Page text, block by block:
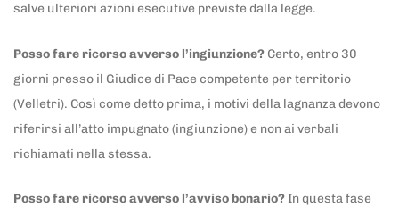
salve ulteriori azioni esecutive previste dalla legge.
Posso fare ricorso avverso l’ingiunzione? Certo, entro 30
giorni presso il Giudice di Pace competente per territorio
(Velletri). Così come detto prima, i motivi della lagnanza devono
riferirsi all’atto impugnato (ingiunzione) e non ai verbali
richiamati nella stessa.
Posso fare ricorso avverso l’avviso bonario? In questa fase